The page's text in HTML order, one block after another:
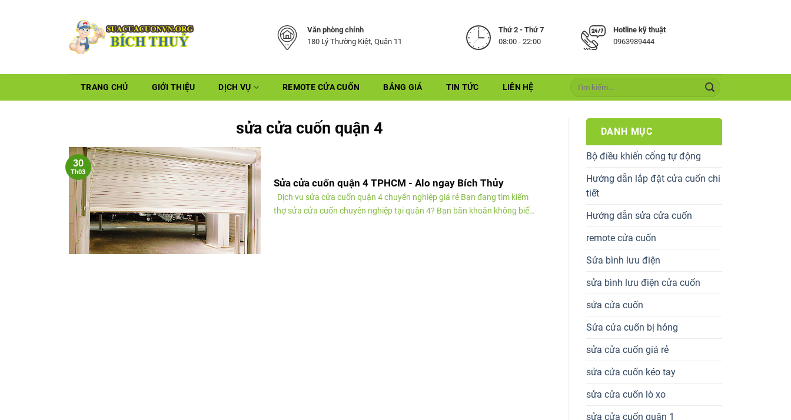
Văn phòng chính
180 Lý Thường Kiệt, Quận 11
Thứ 2 - Thứ 7
08:00 - 22:00
Hotline kỹ thuật
0963989444
TRANG CHỦ GIỚI THIỆU DỊCH VỤ REMOTE CỬA CUỐN BẢNG GIÁ TIN TỨC LIÊN HỆ
sửa cửa cuốn quận 4
Sửa cửa cuốn quận 4 TPHCM - Alo ngay Bích Thủy
Dịch vụ sửa cửa cuốn quận 4 chuyên nghiệp giá rẻ Bạn đang tìm kiếm
thợ sửa cửa cuốn chuyên nghiệp tại quận 4? Bạn băn khoăn không biết
30
Th03
DANH MỤC
Bộ điều khiển cổng tự động
Hướng dẫn lắp đặt cửa cuốn chi
tiết
Hướng dẫn sửa cửa cuốn
remote cửa cuốn
Sửa bình lưu điện
sửa bình lưu điện cửa cuốn
sửa cửa cuốn
Sửa cửa cuốn bị hỏng
sửa cửa cuốn giá rẻ
sửa cửa cuốn kéo tay
sửa cửa cuốn lò xo
sửa cửa cuốn quận 1